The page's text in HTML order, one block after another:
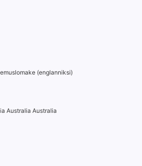
(englanniksi)
Australia Australia